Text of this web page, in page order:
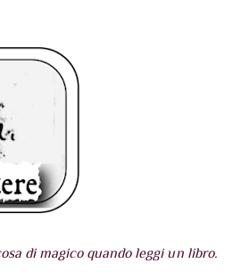
di magico quando leggi un libro.